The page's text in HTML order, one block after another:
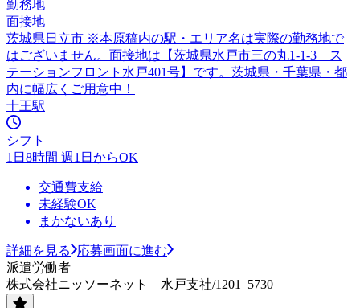
勤務地
面接地
茨城県日立市 ※本原稿内の駅・エリア名は実際の勤務地で
はございません。面接地は【茨城県水戸市三の丸1-1-3 ス
テーションフロント水戸401号】です。茨城県・千葉県・都
内に幅広くご用意中！
十王駅
シフト
1日8時間 週1日からOK
交通費支給
未経験OK
まかないあり
詳細を見る
応募画面に進む
派遣労働者
株式会社ニッソーネット 水戸支社/1201_5730